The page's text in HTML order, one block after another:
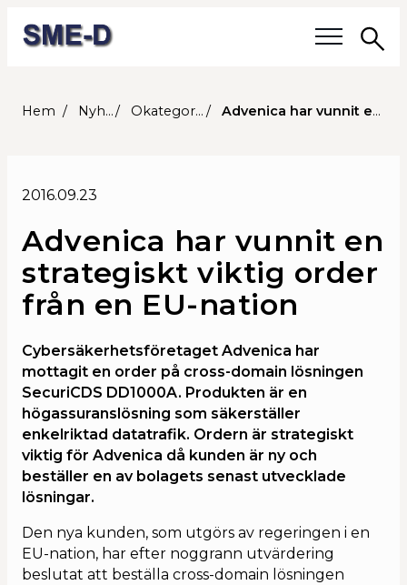
Våra frågor
Våra medlemmar
Medlemmars verksamhet
Medlemskap
Om SME-D
Styrelsen
Kalendarium
Hem Nyheter Okategoriserade Advenica har vunnit en strategiskt viktig order från en EU-nation
2016.09.23
Advenica har vunnit en
strategiskt viktig order
från en EU-nation
Cybersäkerhetsföretaget Advenica har
mottagit en order på cross-domain lösningen
SecuriCDS DD1000A. Produkten är en
högassuranslösning som säkerställer
enkelriktad datatrafik. Ordern är strategiskt
viktig för Advenica då kunden är ny och
beställer en av bolagets senast utvecklade
lösningar.
Den nya kunden, som utgörs av regeringen i en
EU-nation, har efter noggrann utvärdering
beslutat att beställa cross-domain lösningen